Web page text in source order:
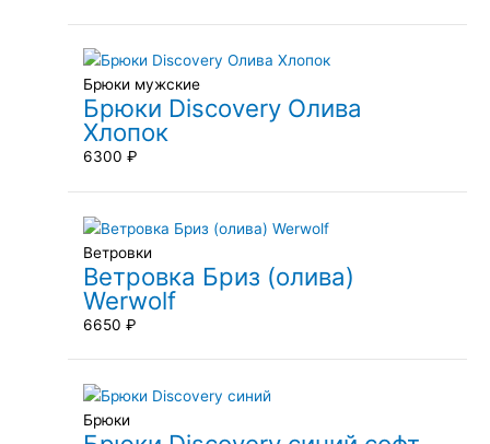
Брюки мужские
Брюки Discovery Олива
Хлопок
6300 ₽
Ветровки
Ветровка Бриз (олива)
Werwolf
6650 ₽
Брюки